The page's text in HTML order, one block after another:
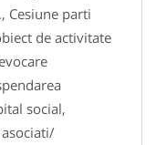
Cesiune parti
de activitate
social,
asociati/